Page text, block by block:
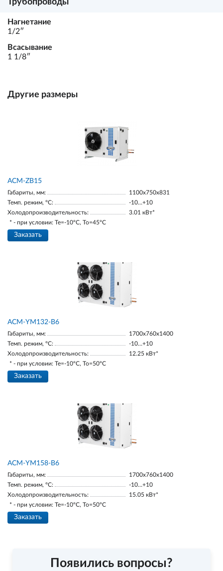
Трубопроводы
Нагнетание
1/2ʺ
Всасывание
1 1/8ʺ
Другие размеры
ACM-ZB15
Габариты, мм:
1100х750х831
Темп. режим, °С:
-10…+10
Холодопроизводительность:
3.01 кВт*
* - при условии: Te=-10ºC, To=45ºC
Заказать
АСМ-YM132-В6
Габариты, мм:
1700х760х1400
Темп. режим, °С:
-10…+10
Холодопроизводительность:
12.25 кВт*
* - при условии: Te=-10ºC, To=50ºC
Заказать
АСМ-YM158-В6
Габариты, мм:
1700х760х1400
Темп. режим, °С:
-10…+10
Холодопроизводительность:
15.05 кВт*
* - при условии: Te=-10ºC, To=50ºC
Заказать
Появились вопросы?